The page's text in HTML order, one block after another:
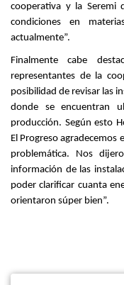
cooperativa y la Seremi
condiciones en
actualmente”.
Finalmente cabe
representantes de la
posibilidad de revisar las
donde se encuentran
producción. Según esto
El Progreso
problemática. Nos
información de las
poder clarificar cuanta
orientaron súper bien”.